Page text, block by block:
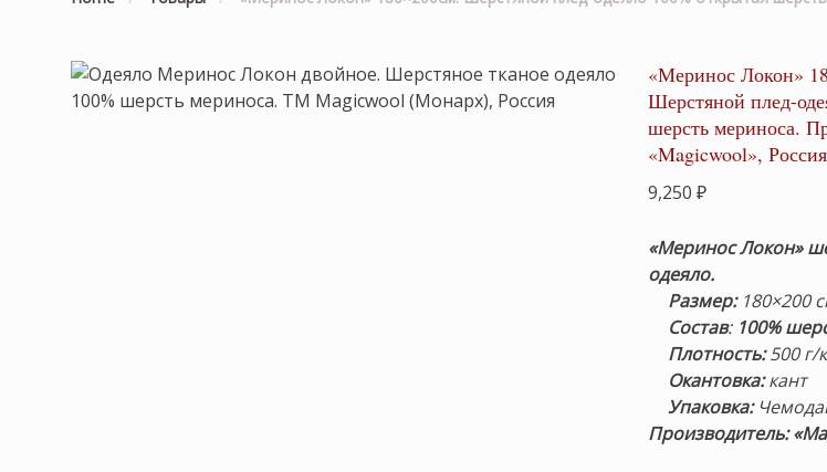
«Меринос Локон»
Шерстяной плед-
шерсть мериноса.
«Magicwool», Россия
9,250 ₽
«Меринос Локон»
одеяло.
Размер:180×200
Состав: 100%
Плотность:500 г/
Окантовка:кант
Упаковка:
Производитель: